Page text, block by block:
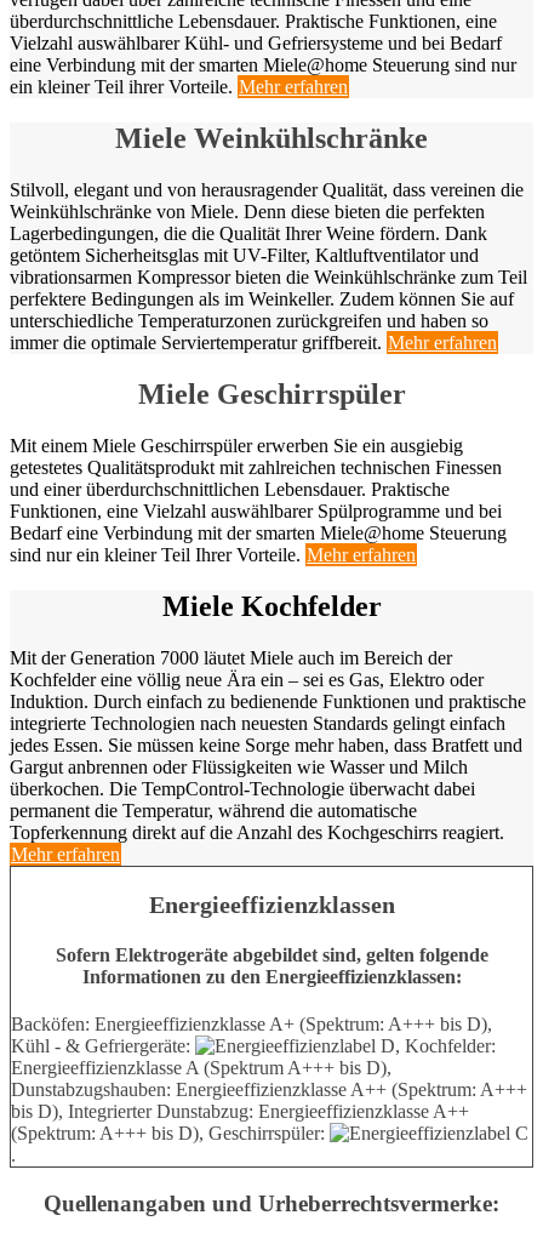
überdurchschnittliche Lebensdauer. Praktische Funktionen, eine
Vielzahl auswählbarer Kühl- und Gefriersysteme und bei Bedarf
eine Verbindung mit der smarten Miele@home Steuerung sind nur
ein kleiner Teil ihrer Vorteile. Mehr erfahren
Miele Weinkühlschränke
Stilvoll, elegant und von herausragender Qualität, dass vereinen die
Weinkühlschränke von Miele. Denn diese bieten die perfekten
Lagerbedingungen, die die Qualität Ihrer Weine fördern. Dank
getöntem Sicherheitsglas mit UV-Filter, Kaltluftventilator und
vibrationsarmen Kompressor bieten die Weinkühlschränke zum Teil
perfektere Bedingungen als im Weinkeller. Zudem können Sie auf
unterschiedliche Temperaturzonen zurückgreifen und haben so
immer die optimale Serviertemperatur griffbereit. Mehr erfahren
Miele Geschirrspüler
Mit einem Miele Geschirrspüler erwerben Sie ein ausgiebig
getestetes Qualitätsprodukt mit zahlreichen technischen Finessen
und einer überdurchschnittlichen Lebensdauer. Praktische
Funktionen, eine Vielzahl auswählbarer Spülprogramme und bei
Bedarf eine Verbindung mit der smarten Miele@home Steuerung
sind nur ein kleiner Teil Ihrer Vorteile. Mehr erfahren
Miele Kochfelder
Mit der Generation 7000 läutet Miele auch im Bereich der
Kochfelder eine völlig neue Ära ein – sei es Gas, Elektro oder
Induktion. Durch einfach zu bedienende Funktionen und praktische
integrierte Technologien nach neuesten Standards gelingt einfach
jedes Essen. Sie müssen keine Sorge mehr haben, dass Bratfett und
Gargut anbrennen oder Flüssigkeiten wie Wasser und Milch
überkochen. Die TempControl-Technologie überwacht dabei
permanent die Temperatur, während die automatische
Topferkennung direkt auf die Anzahl des Kochgeschirrs reagiert.
Mehr erfahren
Energieeffizienzklassen
Sofern Elektrogeräte abgebildet sind, gelten folgende
Informationen zu den Energieeffizienzklassen:
Backöfen: Energieeffizienzklasse A+ (Spektrum: A+++ bis D),
Kühl - & Gefriergeräte:
, Kochfelder:
Energieeffizienzklasse A (Spektrum A+++ bis D),
Dunstabzugshauben: Energieeffizienzklasse A++ (Spektrum: A+++
bis D), Integrierter Dunstabzug: Energieeffizienzklasse A++
(Spektrum: A+++ bis D), Geschirrspüler:
.
Quellenangaben und Urheberrechtsvermerke: